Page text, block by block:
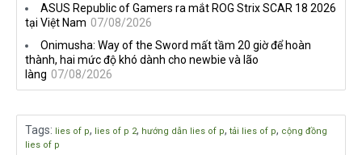
ASUS Republic of Gamers ra mắt ROG Strix SCAR 18 2026
tại Việt Nam 07/08/2026
Onimusha: Way of the Sword mất tầm 20 giờ để hoàn
thành, hai mức độ khó dành cho newbie và lão
làng 07/08/2026
Tags: lies of p, lies of p 2, hướng dẫn lies of p, tải lies of p, cộng đồng
lies of p